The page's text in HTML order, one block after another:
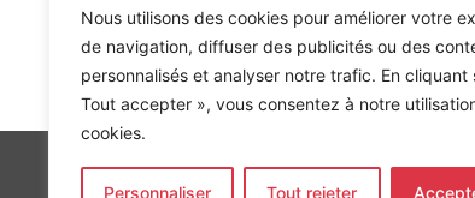
Nous utilisons des cookies pour améliorer votre
de navigation, diffuser des publicités ou des
personnalisés et analyser notre trafic. En cliquant
Tout accepter », vous consentez à notre
cookies.
Personnaliser Tout rejeter
Accueil»Références»Aéroport CDG – Salle